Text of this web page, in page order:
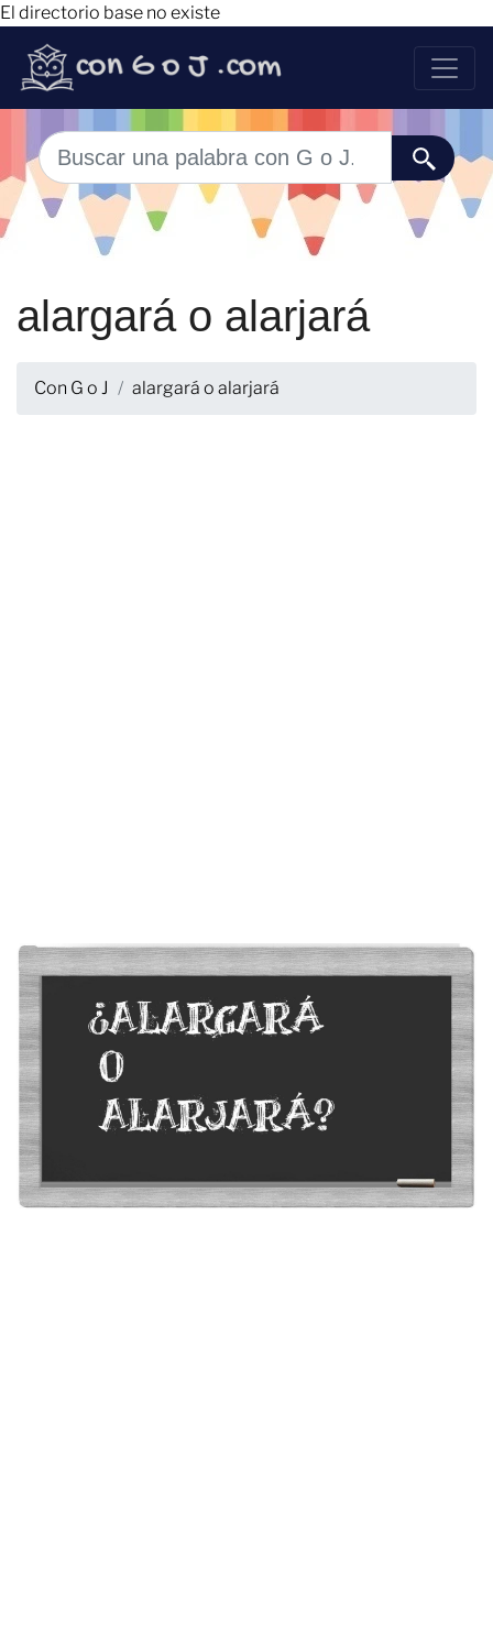
El directorio base no existe
alargará o alarjará
Con G o J alargará o alarjará